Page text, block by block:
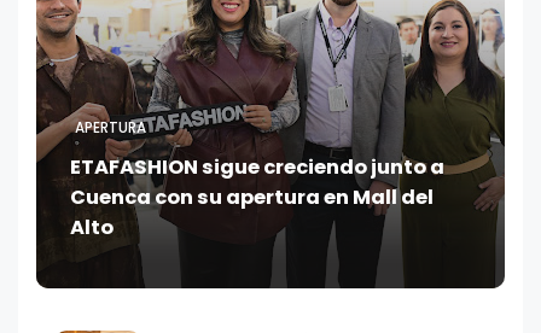
APERTURA
ETAFASHION sigue creciendo junto a
Cuenca con su apertura en Mall del
Alto